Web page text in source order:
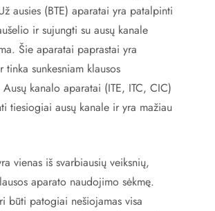
ausies (BTE) aparatai yra patalpinti
ir sujungti su ausų kanale
Šie aparatai paprastai yra
tinka sunkesniam klausos
kanalo aparatai (ITE, ITC, CIC)
tiesiogiai ausų kanale ir yra mažiau
vienas iš svarbiausių veiksnių,
aparato naudojimo sėkmę.
būti patogiai nešiojamas visa